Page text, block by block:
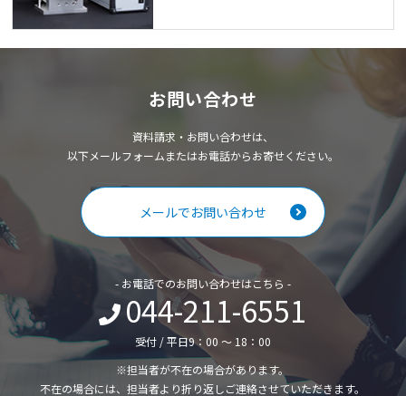
お問い合わせ
資料請求・お問い合わせは、
以下メールフォームまたはお電話からお寄せください。
メールでお問い合わせ
- お電話でのお問い合わせはこちら -
044-211-6551
受付 / 平日9：00 ～ 18：00
※担当者が不在の場合があります。
不在の場合には、担当者より折り返しご連絡させていただきます。